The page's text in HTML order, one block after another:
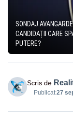
SONDAJ
CANDIDAȚII CARE
PUTERE?
Scris de
Publicat:27